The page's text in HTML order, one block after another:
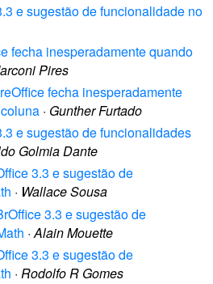
e sugestão de funcionalidade no
fecha inesperadamente quando
Pires
fecha inesperadamente
· Gunther Furtado
e sugestão de funcionalidades
Golmia Dante
3.3 e sugestão de
· Wallace Sousa
3.3 e sugestão de
· Alain Mouette
3.3 e sugestão de
· Rodolfo R Gomes